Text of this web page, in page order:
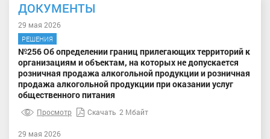
ДОКУМЕНТЫ
29 мая 2026
РЕШЕНИЯ
№256 Об определении границ прилегающих территорий к
организациям и объектам, на которых не допускается
розничная продажа алкогольной продукции и розничная
продажа алкогольной продукции при оказании услуг
общественного питания
Просмотр Скачать 2 Мбайт
29 мая 2026